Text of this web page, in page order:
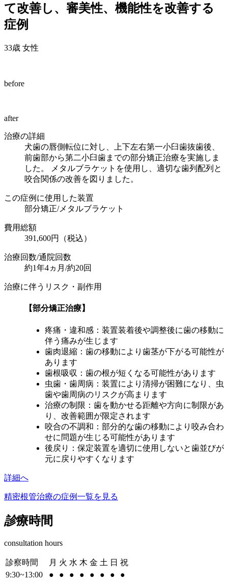
て改善し、審美性、機能性を改善する
症例
33歳 女性
before
after
治療の詳細
犬歯の唇側転位に対し、上下左右第一小臼歯抜歯後、
前歯部から第二小臼歯までの部分矯正治療を実施しま
した。 メタルブラケットを使用し、適切な歯列配列と
咬合関係の改善を図りました。
この症例に使用した装置
部分矯正/メタルブラケット
費用総額
391,600円（税込）
治療回数/通院回数
約1年4ヵ月/約20回
治療に伴うリスク・副作用
【部分矯正治療】
疼痛・違和感：装置装着後や調整後に歯の移動に
伴う痛みが生じます
歯肉退縮：歯の移動により歯茎が下がる可能性が
あります
歯根吸収：歯の根が短くなる可能性があります
虫歯・歯周病：装置により清掃が困難になり、虫
歯や歯周病のリスクが高まります
治療の制限：歯を動かせる距離や方向に制限があ
り、改善範囲が限定されます
咬合の不調和：部分的な歯の移動により咬み合わ
せに問題が生じる可能性があります
後戻り：保定装置を適切に使用しないと歯並びが
元に戻りやすくなります
詳細へ
精密根管治療の症例一覧を見る
診療時間
consultation hours
診察時間 月 火 水 木 金 土 日 祝
9:30~13:00
● ● ● ● ● ● ●
●